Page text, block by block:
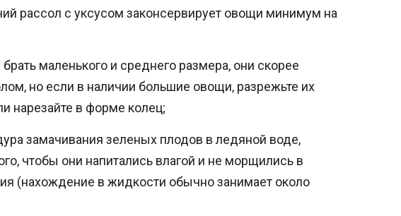
рассол с уксусом законсервирует овощи минимум на
маленького и среднего размера, они скорее
но если в наличии большие овощи, разрежьте их
нарезайте в форме колец;
замачивания зеленых плодов в ледяной воде,
чтобы они напитались влагой и не морщились в
(нахождение в жидкости обычно занимает около